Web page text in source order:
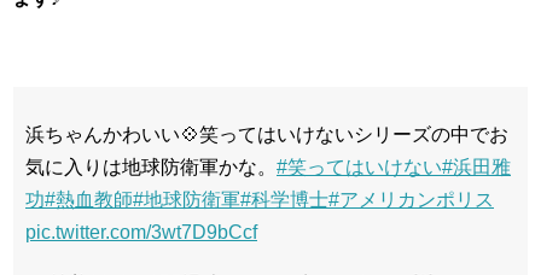
浜ちゃんかわいい💠笑ってはいけないシリーズの中でお
気に入りは地球防衛軍かな。 #笑ってはいけない#浜田雅
功#熱血教師#地球防衛軍#科学博士#アメリカンポリス
pic.twitter.com/3wt7D9bCcf